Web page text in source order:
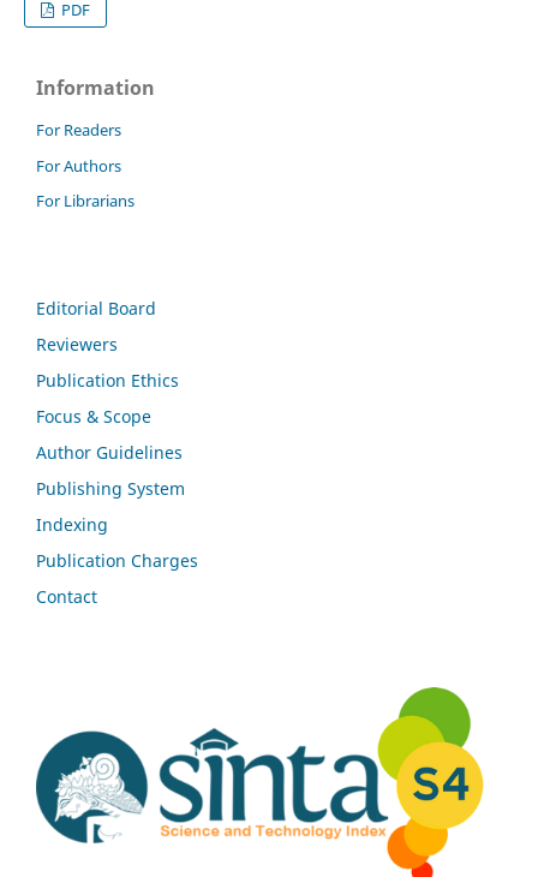
PDF
Information
For Readers
For Authors
For Librarians
Editorial Board
Reviewers
Publication Ethics
Focus & Scope
Author Guidelines
Publishing System
Indexing
Publication Charges
Contact